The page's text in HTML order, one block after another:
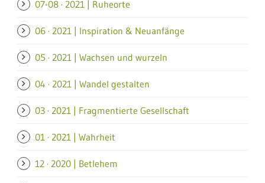
07-08 · 2021 | Ruheorte
06 · 2021 | Inspiration & Neuanfänge
05 · 2021 | Wachsen und wurzeln
04 · 2021 | Wandel gestalten
03 · 2021 | Fragmentierte Gesellschaft
01 · 2021 | Wahrheit
12 · 2020 | Betlehem